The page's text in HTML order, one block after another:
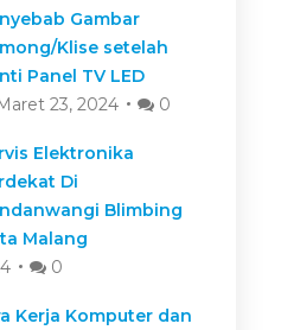
Gambar
Klise setelah
Panel TV LED
23, 2024
0
Elektronika
Di
Blimbing
Malang
0
Kerja Komputer dan